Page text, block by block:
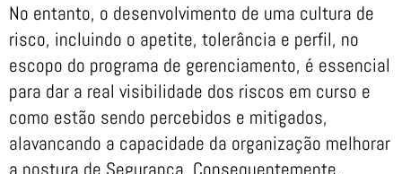
No entanto, o desenvolvimento de uma cultura de
risco, incluindo o apetite, tolerância e perfil, no
escopo do programa de gerenciamento, é essencial
para dar a real visibilidade dos riscos em curso e
como estão sendo percebidos e mitigados,
alavancando a capacidade da organização melhorar